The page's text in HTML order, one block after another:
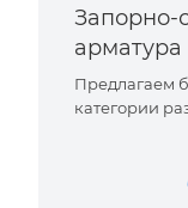
Запорно-
арматура
Предлагаем
категории